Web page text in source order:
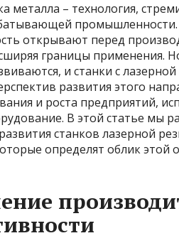
металла – технология,
промышленности.
открывают перед
границы применения.
и станки с
развития этого
и роста предприятий,
В этой статье мы
станков лазерной
определят облик этой